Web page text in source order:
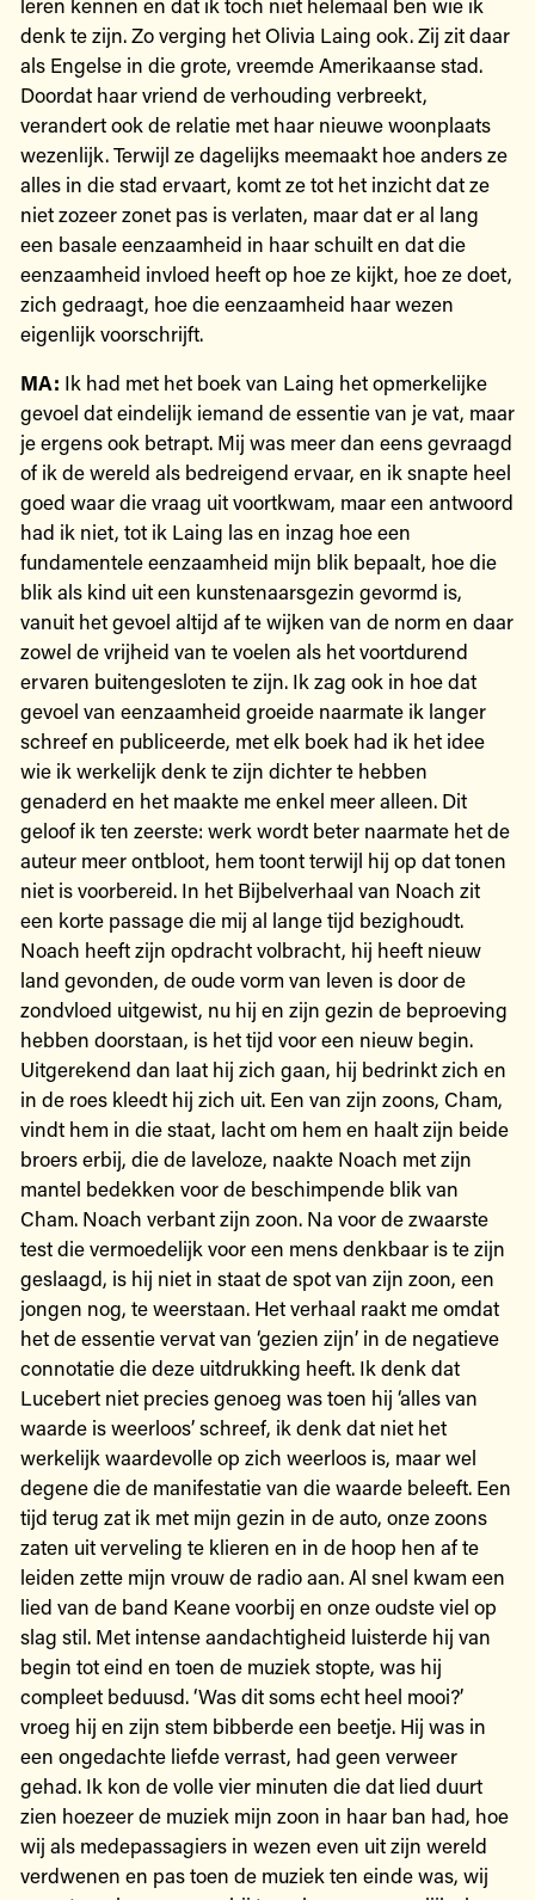
denk te zijn. Zo verging het Olivia Laing ook. Zij zit daar
als Engelse in die grote, vreemde Amerikaanse stad.
Doordat haar vriend de verhouding verbreekt,
verandert ook de relatie met haar nieuwe woonplaats
wezenlijk. Terwijl ze dagelijks meemaakt hoe anders ze
alles in die stad ervaart, komt ze tot het inzicht dat ze
niet zozeer zonet pas is verlaten, maar dat er al lang
een basale eenzaamheid in haar schuilt en dat die
eenzaamheid invloed heeft op hoe ze kijkt, hoe ze doet,
zich gedraagt, hoe die eenzaamheid haar wezen
eigenlijk voorschrijft.
MA: Ik had met het boek van Laing het opmerkelijke
gevoel dat eindelijk iemand de essentie van je vat, maar
je ergens ook betrapt. Mij was meer dan eens gevraagd
of ik de wereld als bedreigend ervaar, en ik snapte heel
goed waar die vraag uit voortkwam, maar een antwoord
had ik niet, tot ik Laing las en inzag hoe een
fundamentele eenzaamheid mijn blik bepaalt, hoe die
blik als kind uit een kunstenaarsgezin gevormd is,
vanuit het gevoel altijd af te wijken van de norm en daar
zowel de vrijheid van te voelen als het voortdurend
ervaren buitengesloten te zijn. Ik zag ook in hoe dat
gevoel van eenzaamheid groeide naarmate ik langer
schreef en publiceerde, met elk boek had ik het idee
wie ik werkelijk denk te zijn dichter te hebben
genaderd en het maakte me enkel meer alleen. Dit
geloof ik ten zeerste: werk wordt beter naarmate het de
auteur meer ontbloot, hem toont terwijl hij op dat tonen
niet is voorbereid. In het Bijbelverhaal van Noach zit
een korte passage die mij al lange tijd bezighoudt.
Noach heeft zijn opdracht volbracht, hij heeft nieuw
land gevonden, de oude vorm van leven is door de
zondvloed uitgewist, nu hij en zijn gezin de beproeving
hebben doorstaan, is het tijd voor een nieuw begin.
Uitgerekend dan laat hij zich gaan, hij bedrinkt zich en
in de roes kleedt hij zich uit. Een van zijn zoons, Cham,
vindt hem in die staat, lacht om hem en haalt zijn beide
broers erbij, die de laveloze, naakte Noach met zijn
mantel bedekken voor de beschimpende blik van
Cham. Noach verbant zijn zoon. Na voor de zwaarste
test die vermoedelijk voor een mens denkbaar is te zijn
geslaagd, is hij niet in staat de spot van zijn zoon, een
jongen nog, te weerstaan. Het verhaal raakt me omdat
het de essentie vervat van ‘gezien zijn’ in de negatieve
connotatie die deze uitdrukking heeft. Ik denk dat
Lucebert niet precies genoeg was toen hij ‘alles van
waarde is weerloos’ schreef, ik denk dat niet het
werkelijk waardevolle op zich weerloos is, maar wel
degene die de manifestatie van die waarde beleeft. Een
tijd terug zat ik met mijn gezin in de auto, onze zoons
zaten uit verveling te klieren en in de hoop hen af te
leiden zette mijn vrouw de radio aan. Al snel kwam een
lied van de band Keane voorbij en onze oudste viel op
slag stil. Met intense aandachtigheid luisterde hij van
begin tot eind en toen de muziek stopte, was hij
compleet beduusd. ‘Was dit soms echt heel mooi?’
vroeg hij en zijn stem bibberde een beetje. Hij was in
een ongedachte liefde verrast, had geen verweer
gehad. Ik kon de volle vier minuten die dat lied duurt
zien hoezeer de muziek mijn zoon in haar ban had, hoe
wij als medepassagiers in wezen even uit zijn wereld
verdwenen en pas toen de muziek ten einde was, wij